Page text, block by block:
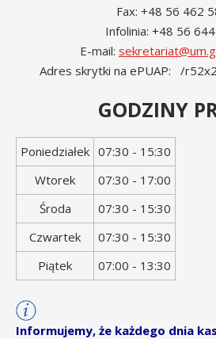
Fax: +48 56 462
Infolinia: +48 56
E-mail:
Adres skrytki na ePUAP: /
GODZINY
Dzień
tygodnia
Godziny
otwarcia
Poniedziałek 07:30 - 15:30
Wtorek
07:30 - 17:00
Środa
07:30 - 15:30
Czwartek
07:30 - 15:30
Piątek
07:00 - 13:30
Informujemy, że każdego dnia